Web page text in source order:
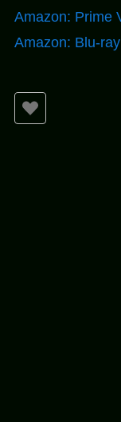
Amazon: Prime
Amazon: Blu-